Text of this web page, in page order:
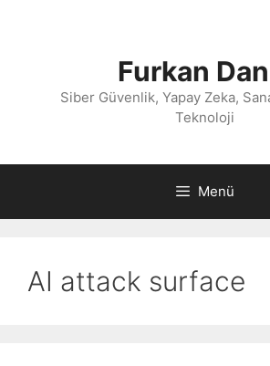
Furkan
Siber Güvenlik, Yapay Zeka,
Teknoloji
Menü
AI attack surface